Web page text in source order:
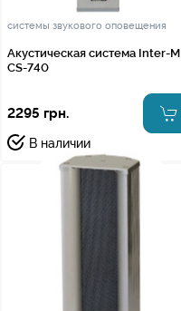
системы звукового оповещения
Акустическая система Inter-M
CS-740
2295 грн.
В наличии